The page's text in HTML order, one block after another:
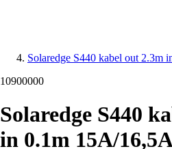
Solaredge S440 kabel out 2.3m
10900000
Solaredge S440
in 0.1m 15A/